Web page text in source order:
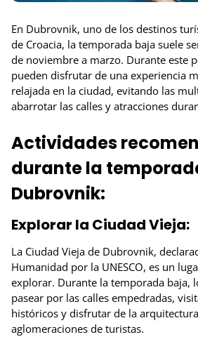
En Dubrovnik, uno de los destinos
de Croacia, la temporada baja suele
de noviembre a marzo. Durante este
pueden disfrutar de una experiencia
relajada en la ciudad, evitando las
abarrotar las calles y atracciones
Actividades
durante la
Dubrovnik:
Explorar la Ciudad Vieja:
La Ciudad Vieja de Dubrovnik,
Humanidad por la UNESCO, es un
explorar. Durante la temporada baja,
pasear por las calles empedradas,
históricos y disfrutar de la
aglomeraciones de turistas.